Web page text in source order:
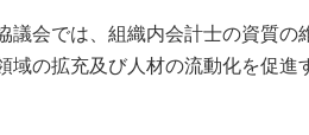
会では、組織内会計士の資質の
域の拡充及び人材の流動化を促